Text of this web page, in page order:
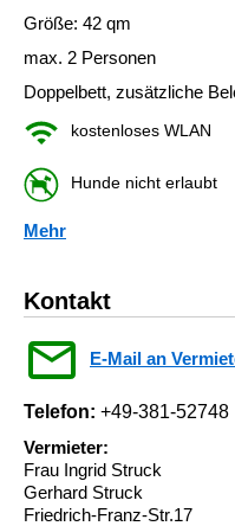
Größe: 42 qm
max. 2 Personen
Doppelbett, zusätzliche
kostenloses WLAN
Hunde nicht erlaubt
Mehr
Kontakt
E-Mail an
Telefon: +49-381-52748
Vermieter:
Frau Ingrid Struck
Gerhard Struck
Friedrich-Franz-Str.17